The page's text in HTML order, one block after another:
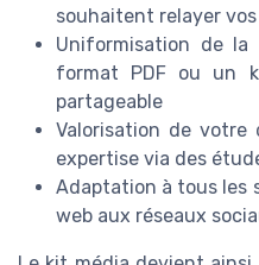
souhaitent relayer
Uniformisation de la
format PDF ou un
partageable
Valorisation de
expertise via des
Adaptation à tous les
web aux réseaux